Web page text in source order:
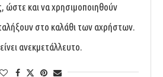
ώστε και να χρησιμοποιηθούν
στο καλάθι των αχρήστων.
ανεκμετάλλευτο.